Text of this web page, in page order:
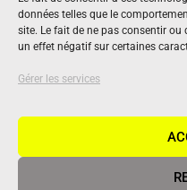
données telles que le
site. Le fait de ne pas consentir
un effet négatif sur certaines
Gérer les services
publicité
Oui !